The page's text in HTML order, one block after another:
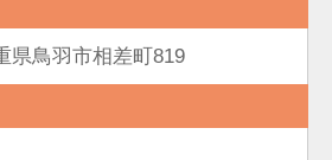
県鳥羽市相差町819